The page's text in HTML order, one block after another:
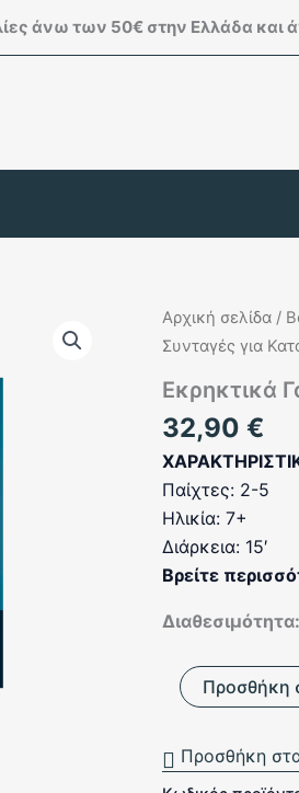
άνω των 50€ στην Ελλάδα και
Αρχική σελίδα /
Συνταγές για
Εκρηκτικά
32,90 €
Παίχτες: 2-5
Ηλικία: 7+
Διάρκεια: 15′
Βρείτε
Διαθεσιμότητα:
Εκρηκτικά
Γατάκια-
Καταστροφή
ποσότητα
Προσθήκη
Προσθήκη